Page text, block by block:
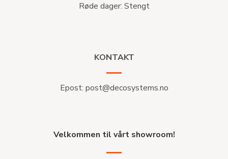
Røde dager: Stengt
KONTAKT
Epost: post@decosystems.no
Velkommen til vårt showroom!